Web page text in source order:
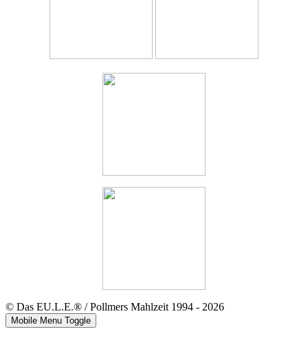
© Das EU.L.E.® / Pollmers Mahlzeit 1994 - 2026
Mobile Menu Toggle